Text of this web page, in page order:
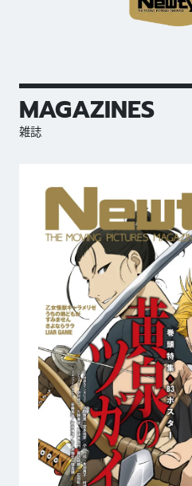
MAGAZINES
雑誌